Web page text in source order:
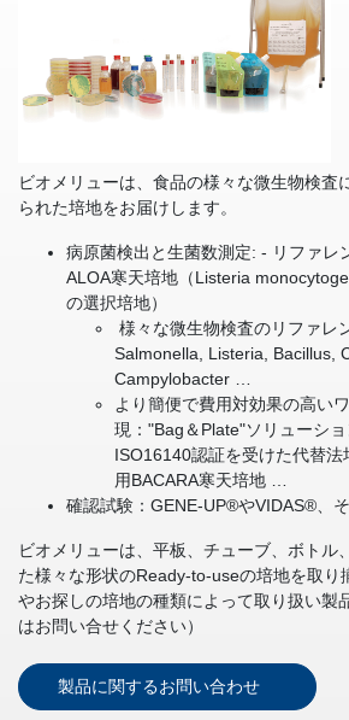
ビオメリューは、食品の様々な微生物検査
られた培地をお届けします。
病原菌検出と生菌数測定: - リファレ
ALOA寒天培地（Listeria
の選択培地）
様々な微生物検査のリファレ
Salmonella, Listeria, Bacillus,
Campylobacter …
より簡便で費用対効果の高い
現："Bag＆Plate"ソリューシ
ISO16140認証を受けた代替
用BACARA寒天培地 …
確認試験：GENE-UP®やVIDAS®、
ビオメリューは、平板、チューブ、ボトル
た様々な形状のReady-to-useの培地を取り
やお探しの培地の種類によって取り扱い製
はお問い合せください）
製品に関するお問い合わせ